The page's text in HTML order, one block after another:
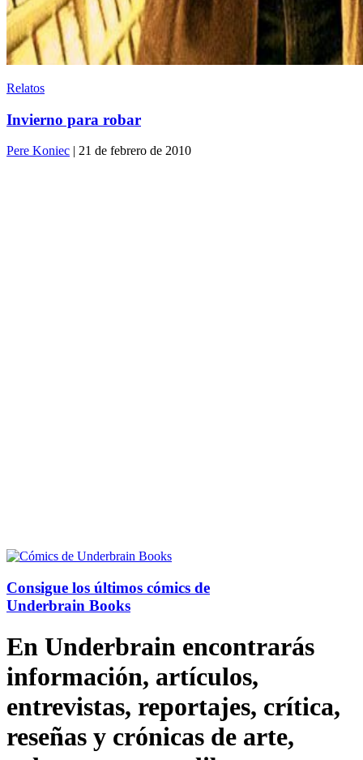
Relatos
Invierno para robar
Pere Koniec | 21 de febrero de 2010
Consigue los últimos cómics de
Underbrain Books
En Underbrain encontrarás
información, artículos,
entrevistas, reportajes, crítica,
reseñas y crónicas de arte,